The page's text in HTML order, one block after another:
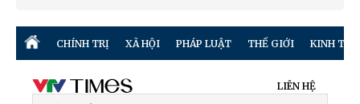
CHÍNH TRỊ XÃ HỘI PHÁP LUẬT THẾ GIỚI KINH TẾ
LIÊN HỆ